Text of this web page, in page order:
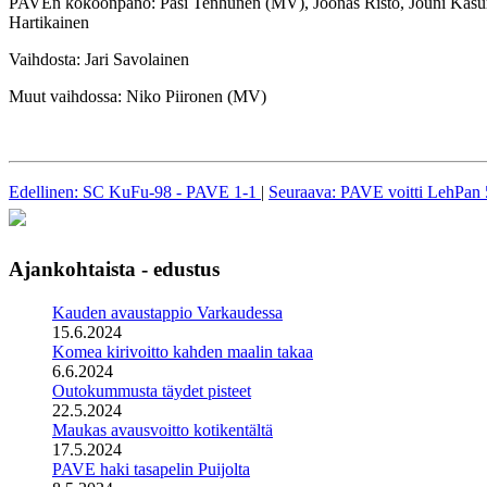
Hartikainen
Vaihdosta: Jari Savolainen
Muut vaihdossa: Niko Piironen (MV)
Edellinen: SC KuFu-98 - PAVE 1-1 | Seuraava: PAVE voitti LehPan
Ajankohtaista - edustus
Kauden avaustappio Varkaudessa
15.6.2024
Komea kirivoitto kahden maalin takaa
6.6.2024
Outokummusta täydet pisteet
22.5.2024
Maukas avausvoitto kotikentältä
17.5.2024
PAVE haki tasapelin Puijolta